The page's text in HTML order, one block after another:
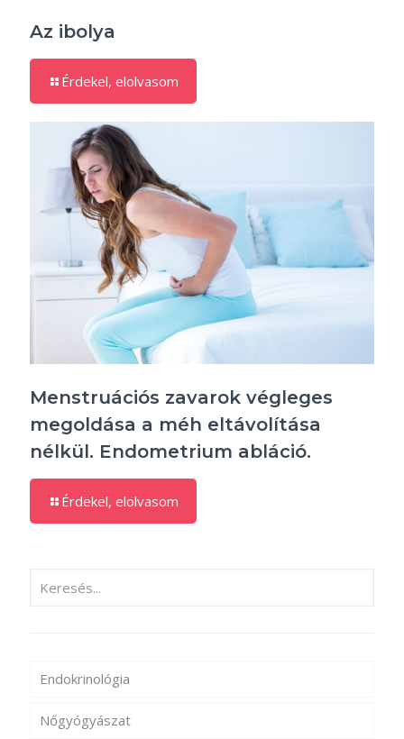
Az ibolya
Érdekel, elolvasom
Menstruációs zavarok végleges
megoldása a méh eltávolítása
nélkül. Endometrium abláció.
Érdekel, elolvasom
Endokrinológia
Nőgyógyászat